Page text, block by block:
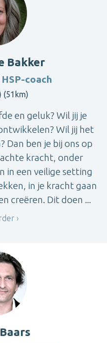
Bakker
coach
(51km)
en geluk? Wil jij je
Wil jij het
Dan ben je bij ons op
kracht, onder
in een veilige setting
in je kracht gaan
creëren. Dit doen ...